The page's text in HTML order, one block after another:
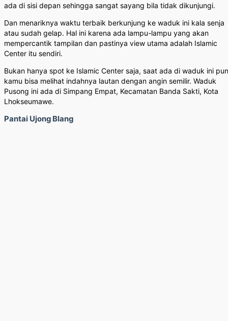
ada di sisi depan sehingga sangat sayang bila tidak dikunjungi.
Dan menariknya waktu terbaik berkunjung ke waduk ini kala senja
atau sudah gelap. Hal ini karena ada lampu-lampu yang akan
mempercantik tampilan dan pastinya view utama adalah Islamic
Center itu sendiri.
Bukan hanya spot ke Islamic Center saja, saat ada di waduk ini pun
kamu bisa melihat indahnya lautan dengan angin semilir. Waduk
Pusong ini ada di Simpang Empat, Kecamatan Banda Sakti, Kota
Lhokseumawe.
Pantai Ujong Blang